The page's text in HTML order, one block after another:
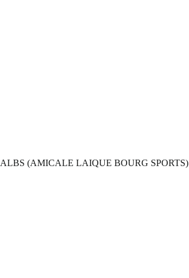
ALBS (AMICALE LAIQUE BOURG SPORTS)